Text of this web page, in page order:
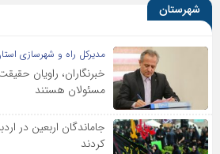
شهرستان
مدیرکل راه و شهرسازی
خبرنگاران، راویان
مسئولان هستند
جاماندگان اربعین در
کردند